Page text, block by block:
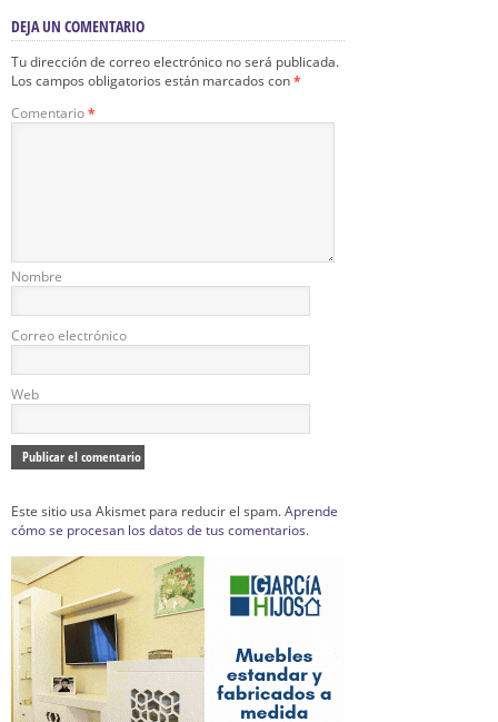
DEJA UN COMENTARIO
Tu dirección de correo electrónico no será publicada.
Los campos obligatorios están marcados con*
Comentario*
Nombre
Correo electrónico
Web
Este sitio usa Akismet para reducir el spam.Aprende
cómo se procesan los datos de tus comentarios.